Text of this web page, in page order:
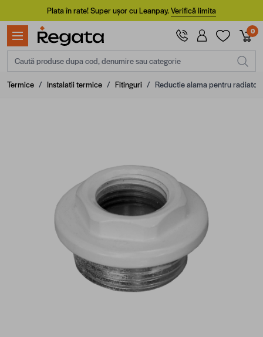
Mergi la ConținutPlata în rate! Super ușor cu Leanpay.Verifică limita
0
Caută produse dupa cod, denumire sau categorie
Termice / Instalatii termice / Fitinguri / Reductie alama pentru